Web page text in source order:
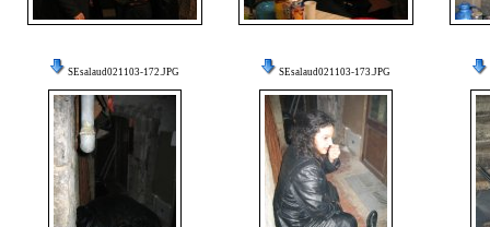
SEsalaud021103-172.JPG SEsalaud021103-173.JPG